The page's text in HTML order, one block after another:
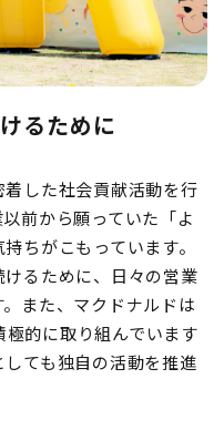
るために
した社会貢献活動を行
前から願っていた「よ
ちがこもっています。
るために、日々の営業
また、マクドナルドは
的に取り組んでいます
ても独自の活動を推進